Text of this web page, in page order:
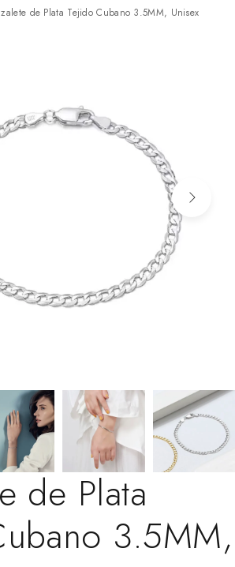
de Plata Tejido Cubano 3.5MM, Unisex
de Plata
3.5MM,